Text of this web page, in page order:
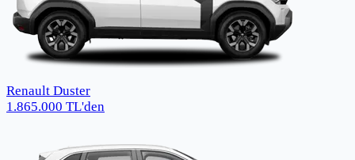
Renault Duster
1.865.000 TL'den